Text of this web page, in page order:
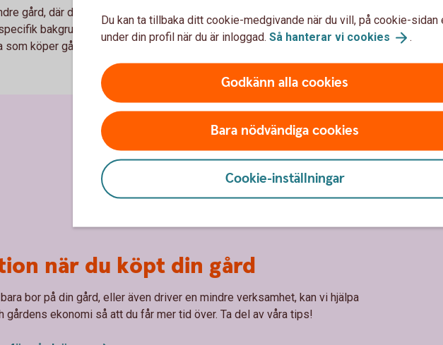
gård, där det huvudsakliga syftet är boende, förväntar vi oss inte att du ska
bakgrundskunskap vilket vi gör när det gäller större gårdar. Men de
som köper gård har ett genuint intresse av att odla och skörda.
Tips för
gårdsägare
när du köpt din gård
bor på din gård, eller även driver en mindre verksamhet, kan vi hjälpa
gårdens ekonomi så att du får mer tid över. Ta del av våra tips!
Du kan ta tillbaka ditt cookie-medgivande när du vill, på cookie-sidan
under din profil när du är inloggad. Så hanterar vi cookies .
Godkänn alla cookies
Bara nödvändiga cookies
Cookie-inställningar